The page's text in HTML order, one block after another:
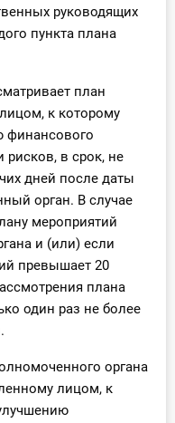
руководящих
пункта плана
план
к которому
в срок, не
дней после даты
орган. В случае
мероприятий
и (или) если
превышает 20
плана
один раз не более
органа
лицом, к